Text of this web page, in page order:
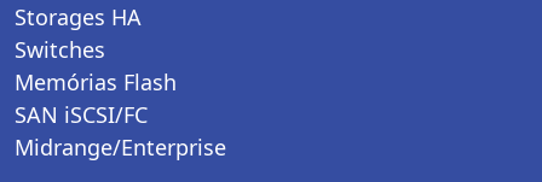
Storages HA
Switches
Memórias Flash
SAN iSCSI/FC
Midrange/Enterprise